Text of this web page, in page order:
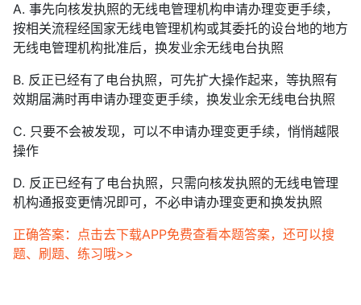
A. 事先向核发执照的无线电管理机构申请办理变更手续，
按相关流程经国家无线电管理机构或其委托的设台地的地方
无线电管理机构批准后，换发业余无线电台执照
B. 反正已经有了电台执照，可先扩大操作起来，等执照有
效期届满时再申请办理变更手续，换发业余无线电台执照
C. 只要不会被发现，可以不申请办理变更手续，悄悄越限
操作
D. 反正已经有了电台执照，只需向核发执照的无线电管理
机构通报变更情况即可，不必申请办理变更和换发执照
正确答案：点击去下载APP免费查看本题答案，还可以搜
题、刷题、练习哦>>